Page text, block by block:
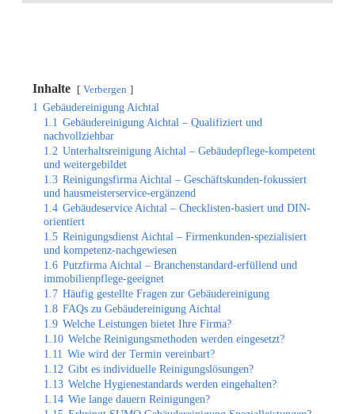
Inhalte Verbergen
1 Gebäudereinigung Aichtal
1.1 Gebäudereinigung Aichtal – Qualifiziert und
nachvollziehbar
1.2 Unterhaltsreinigung Aichtal – Gebäudepflege-kompetent
und weitergebildet
1.3 Reinigungsfirma Aichtal – Geschäftskunden-fokussiert
und hausmeisterservice-ergänzend
1.4 Gebäudeservice Aichtal – Checklisten-basiert und DIN-
orientiert
1.5 Reinigungsdienst Aichtal – Firmenkunden-spezialisiert
und kompetenz-nachgewiesen
1.6 Putzfirma Aichtal – Branchenstandard-erfüllend und
immobilienpflege-geeignet
1.7 Häufig gestellte Fragen zur Gebäudereinigung
1.8 FAQs zu Gebäudereinigung Aichtal
1.9 Welche Leistungen bietet Ihre Firma?
1.10 Welche Reinigungsmethoden werden eingesetzt?
1.11 Wie wird der Termin vereinbart?
1.12 Gibt es individuelle Reinigungslösungen?
1.13 Welche Hygienestandards werden eingehalten?
1.14 Wie lange dauern Reinigungen?